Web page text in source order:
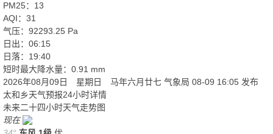
PM25：13
AQI：31
气压：92293.25 Pa
日出：06:15
日落：19:40
短时最大降水量：0.91 mm
2026年08月09日 星期日 马年六月廿七 气象局 08-09 16:05 发布
太和乡天气预报24小时详情
未来二十四小时天气走势图
现在